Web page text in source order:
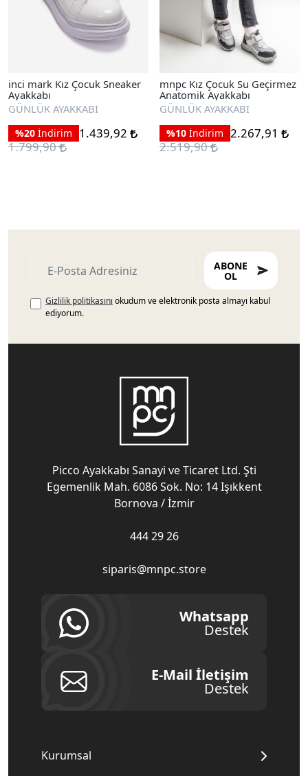
inci mark Kız Çocuk Sneaker
Ayakkabı
GÜNLÜK AYAKKABI
%20 İndirim
1.439,92
1.799,90
mnpc Kız Çocuk Su Geçirmez
Anatomik Ayakkabı
GÜNLÜK AYAKKABI
%10 İndirim 2.267,91
2.519,90
ABONE
OL
Gizlilik politikasını okudum ve elektronik posta almayı kabul
ediyorum.
Picco Ayakkabı Sanayi ve Ticaret Ltd. Şti
Egemenlik Mah. 6086 Sok. No: 14 Işıkkent
Bornova / İzmir
444 29 26
siparis@mnpc.store
Whatsapp
Destek
E-Mail İletişim
Destek
Kurumsal